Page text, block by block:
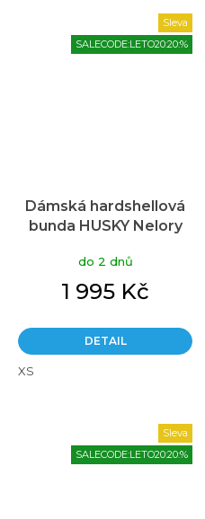
Sleva
SALECODE:LETO20:20:%
Dámská hardshellová
bunda HUSKY Nelory
Průměrné
produktu
je
5,0
5
hvězdiček.
do 2 dnů
1 995 Kč
DETAIL
XS
Sleva
SALECODE:LETO20:20:%